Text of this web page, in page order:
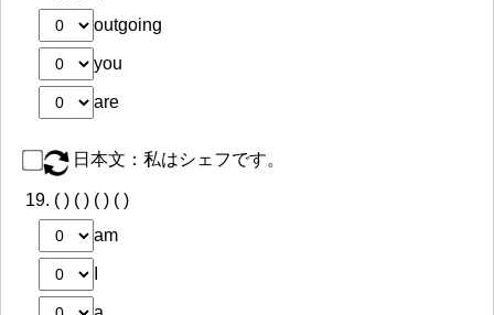
outgoing
you
are
日本文：私はシェフです。
19. ( ) ( ) ( ) ( )
am